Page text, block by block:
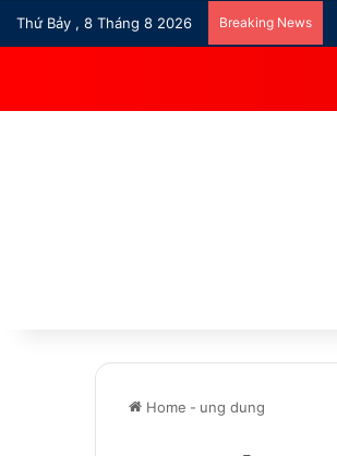
Thứ Bảy , 8 Tháng 8 2026 Breaking News
Home - ung dung